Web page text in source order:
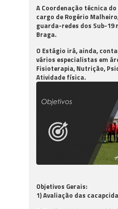
A Coordenação técnica
cargo de Rogério
guarda-redes dos Sub-19
Braga.
O Estágio irá, ainda,
vários especialistas em
Fisioterapia, Nutrição,
Atividade física.
Objetivos Gerais:
1) Avaliação das